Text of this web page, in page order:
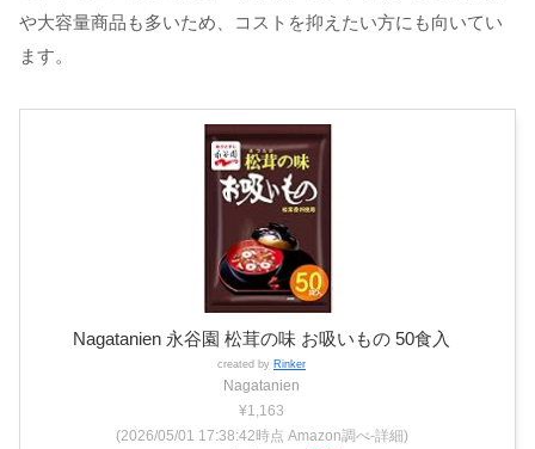
や大容量商品も多いため、コストを抑えたい方にも向いてい
ます。
Nagatanien 永谷園 松茸の味 お吸いもの 50食入
created by Rinker
Nagatanien
¥1,163
(2026/05/01 17:38:42時点 Amazon調べ-詳細)